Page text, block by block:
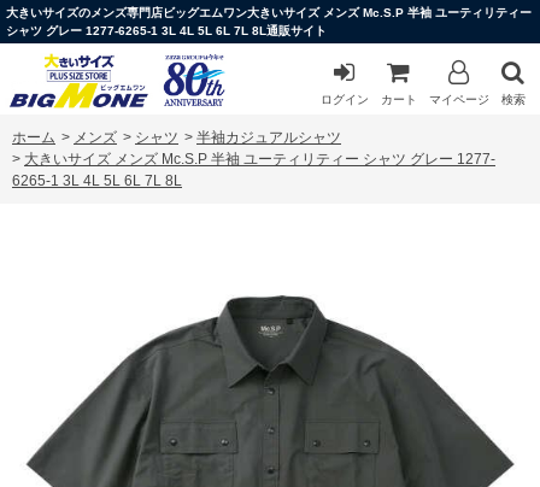
大きいサイズのメンズ専門店ビッグエムワン大きいサイズ メンズ Mc.S.P 半袖 ユーティリティー
シャツ グレー 1277-6265-1 3L 4L 5L 6L 7L 8L通販サイト
ログイン カート マイページ 検索
ホーム > メンズ > シャツ > 半袖カジュアルシャツ
> 大きいサイズ メンズ Mc.S.P 半袖 ユーティリティー シャツ グレー 1277-
6265-1 3L 4L 5L 6L 7L 8L